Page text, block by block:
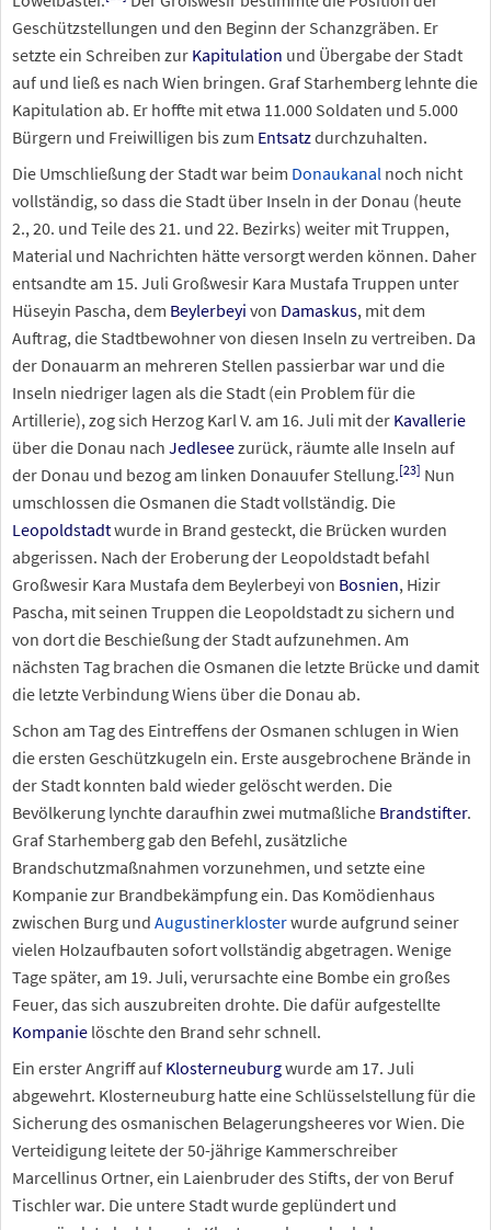
Geschützstellungen und den Beginn der Schanzgräben. Er
setzte ein Schreiben zur Kapitulation und Übergabe der Stadt
auf und ließ es nach Wien bringen. Graf Starhemberg lehnte die
Kapitulation ab. Er hoffte mit etwa 11.000 Soldaten und 5.000
Bürgern und Freiwilligen bis zum Entsatzdurchzuhalten.
Die Umschließung der Stadt war beim Donaukanal noch nicht
vollständig, so dass die Stadt über Inseln in der Donau (heute
2., 20. und Teile des 21. und 22. Bezirks) weiter mit Truppen,
Material und Nachrichten hätte versorgt werden können. Daher
entsandte am 15. Juli Großwesir Kara Mustafa Truppen unter
Hüseyin Pascha, dem Beylerbeyi von Damaskus, mit dem
Auftrag, die Stadtbewohner von diesen Inseln zu vertreiben. Da
der Donauarm an mehreren Stellen passierbar war und die
Inseln niedriger lagen als die Stadt (ein Problem für die
Artillerie), zog sich Herzog Karl V. am 16. Juli mit der Kavallerie
über die Donau nach Jedleseezurück, räumte alle Inseln auf
der Donau und bezog am linken Donauufer Stellung.[23] Nun
umschlossen die Osmanen die Stadt vollständig. Die
Leopoldstadtwurde in Brand gesteckt, die Brücken wurden
abgerissen. Nach der Eroberung der Leopoldstadt befahl
Großwesir Kara Mustafa dem Beylerbeyi von Bosnien, Hizir
Pascha, mit seinen Truppen die Leopoldstadt zu sichern und
von dort die Beschießung der Stadt aufzunehmen. Am
nächsten Tag brachen die Osmanen die letzte Brücke und damit
die letzte Verbindung Wiens über die Donau ab.
Schon am Tag des Eintreffens der Osmanen schlugen in Wien
die ersten Geschützkugeln ein. Erste ausgebrochene Brände in
der Stadt konnten bald wieder gelöscht werden. Die
Bevölkerung lynchte daraufhin zwei mutmaßliche Brandstifter.
Graf Starhemberg gab den Befehl, zusätzliche
Brandschutzmaßnahmen vorzunehmen, und setzte eine
Kompanie zur Brandbekämpfung ein. Das Komödienhaus
zwischen Burg und Augustinerklosterwurde aufgrund seiner
vielen Holzaufbauten sofort vollständig abgetragen. Wenige
Tage später, am 19. Juli, verursachte eine Bombe ein großes
Feuer, das sich auszubreiten drohte. Die dafür aufgestellte
Kompanie löschte den Brand sehr schnell.
Ein erster Angriff auf Klosterneuburgwurde am 17. Juli
abgewehrt. Klosterneuburg hatte eine Schlüsselstellung für die
Sicherung des osmanischen Belagerungsheeres vor Wien. Die
Verteidigung leitete der 50-jährige Kammerschreiber
Marcellinus Ortner, ein Laienbruder des Stifts, der von Beruf
Tischler war. Die untere Stadt wurde geplündert und